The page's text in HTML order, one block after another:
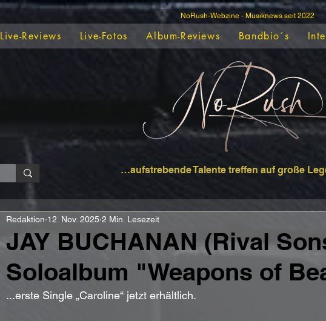
NoRush-Webzine - Musiknews seit 2022
Live-Reviews Live-Fotos Album-Reviews Bandbio´s
…aufstrebende Talente treffen auf große
JAY BUCHANAN (Rival
Soloalbum "Weapons of
Redaktion 12. Nov. 2025 2 Min. Lesezeit
...erste Single „Caroline“ jetzt erhältlich.